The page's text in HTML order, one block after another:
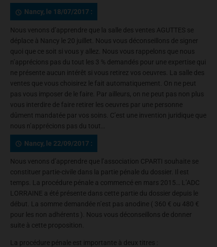
Nancy, le 18/07/2017 :
Nous venons d’apprendre que la salle des ventes AGUTTES se
déplace à Nancy le 20 juillet. Nous vous déconseillons de signer
quoi que ce soit si vous y allez. Nous vous rappelons que nous
n’apprécions pas du tout les 3 % demandés pour une expertise qui
ne présente aucun intérêt si vous retirez vos oeuvres. La salle des
ventes que vous choisirez le fait automatiquement. On ne peut
pas vous imposer de le faire. Par ailleurs, on ne peut pas non plus
vous interdire de faire retirer les oeuvres par une personne
dûment mandatée par vos soins. C’est une invention juridique que
nous n’apprécions pas du tout…
Nancy, le 22/09/2017 :
Nous venons d’apprendre que l’association CPARTI souhaite se
constituer partie-civile dans la partie pénale du dossier. Il est
temps. La procédure pénale a commencé en mars 2015… L’ADC
LORRAINE a été présente dans cette partie du dossier depuis le
début. La somme demandée n’est pas anodine ( 360 € ou 480 €
pour les non adhérents ). Nous vous déconseillons de donner
suite à cette proposition.
La procédure pénale est importante à deux titres :